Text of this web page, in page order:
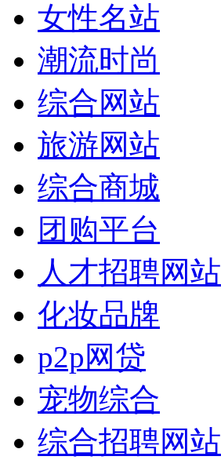
女性名站
潮流时尚
综合网站
旅游网站
综合商城
团购平台
人才招聘网站
化妆品牌
p2p网贷
宠物综合
综合招聘网站